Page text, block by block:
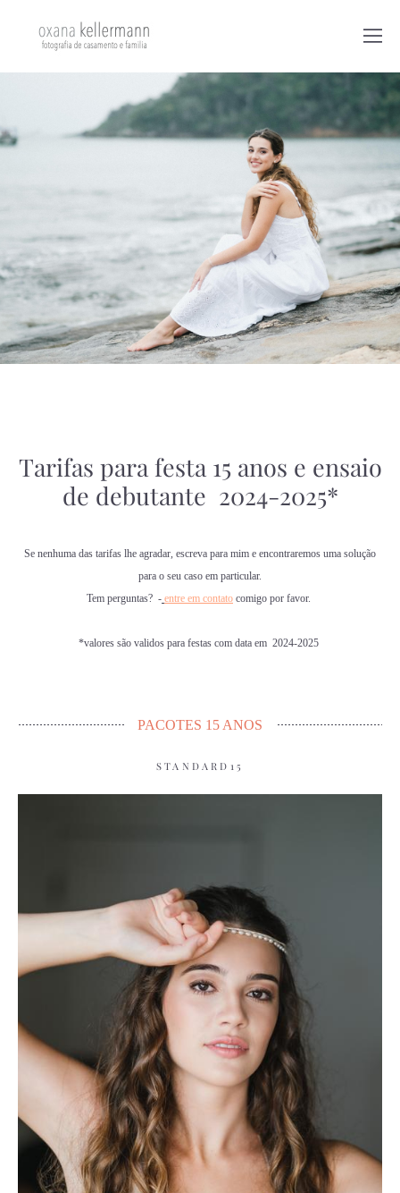
Tarifas para festa 15 anos e ensaio
de debutante 2024-2025*
Se nenhuma das tarifas lhe agradar, escreva para mim e encontraremos uma solução
para o seu caso em particular.
Tem perguntas? - entre em contato comigo por favor.
*valores são validos para festas com data em 2024-2025
PACOTES 15 ANOS
STANDARD15